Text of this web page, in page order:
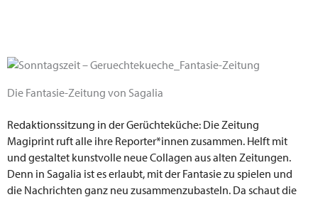
Die Fantasie-Zeitung von Sagalia
Redaktionssitzung in der Gerüchteküche: Die Zeitung
Magiprint ruft alle ihre Reporter*innen zusammen. Helft mit
und gestaltet kunstvolle neue Collagen aus alten Zeitungen.
Denn in Sagalia ist es erlaubt, mit der Fantasie zu spielen und
die Nachrichten ganz neu zusammenzubasteln. Da schaut die